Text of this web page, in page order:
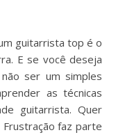
E se você deseja
ser um simples
as técnicas
guitarrista. Quer
Frustração faz parte